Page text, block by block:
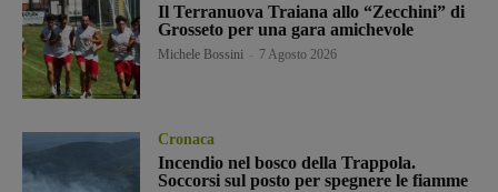
Il Terranuova Traiana allo “Zecchini” di
Grosseto per una gara amichevole
Michele Bossini 7 Agosto 2026
Cronaca
Incendio nel bosco della Trappola.
Soccorsi sul posto per spegnere le fiamme